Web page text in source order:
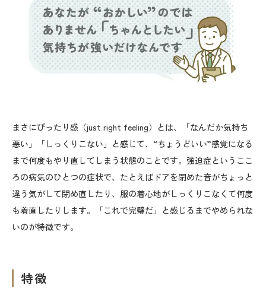
まさにぴったり感（just right feeling）とは、「なんだか気持ち
悪い」「しっくりこない」と感じて、“ちょうどいい”感覚になる
まで何度もやり直してしまう状態のことです。強迫症というここ
ろの病気のひとつの症状で、たとえばドアを閉めた音がちょっと
違う気がして閉め直したり、服の着心地がしっくりこなくて何度
も着直したりします。「これで完璧だ」と感じるまでやめられな
いのが特徴です。
特徴